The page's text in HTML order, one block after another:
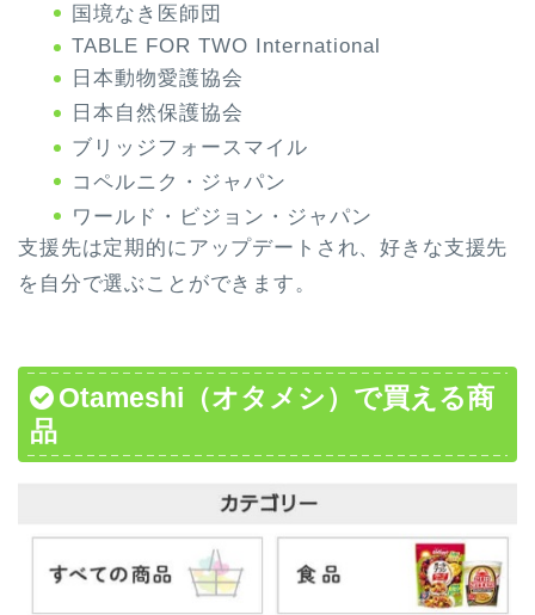
国境なき医師団
TABLE FOR TWO International
日本動物愛護協会
日本自然保護協会
ブリッジフォースマイル
コペルニク・ジャパン
ワールド・ビジョン・ジャパン
支援先は定期的にアップデートされ、好きな支援先
を自分で選ぶことができます。
Otameshi（オタメシ）で買える商
品